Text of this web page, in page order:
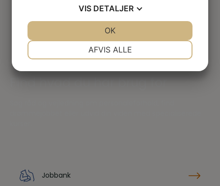
Find hvad du har brug for
Jobbank
VIS DETALJER
AFVIS ALLE
OK